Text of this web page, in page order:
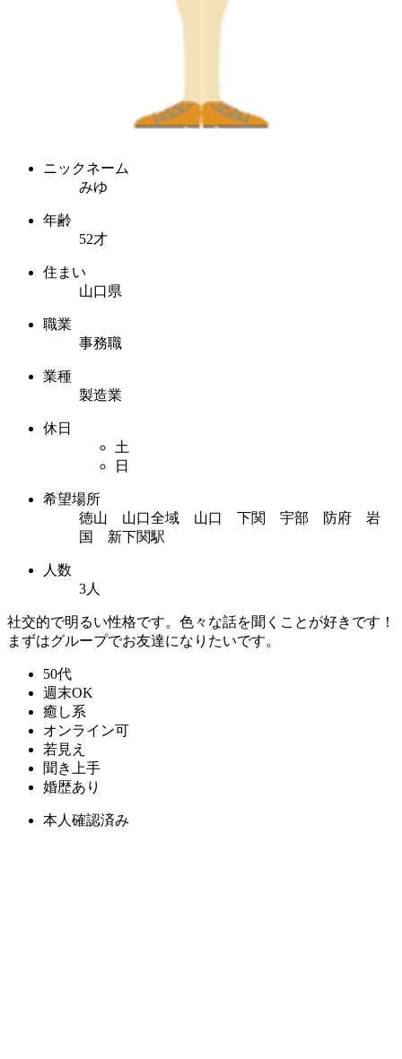
ニックネーム
みゆ
年齢
52才
住まい
山口県
職業
事務職
業種
製造業
休日
土
日
希望場所
徳山 山口全域 山口 下関 宇部 防府 岩
国 新下関駅
人数
3人
社交的で明るい性格です。色々な話を聞くことが好きです！
まずはグループでお友達になりたいです。
50代
週末OK
癒し系
オンライン可
若見え
聞き上手
婚歴あり
本人確認済み